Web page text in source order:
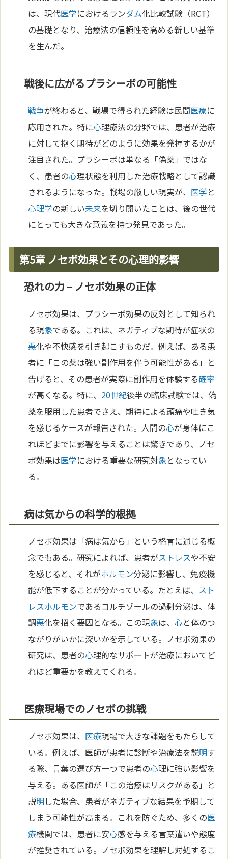
は、現代医学におけるランダム化比較試験（RCT）
の基礎となり、治療法の信頼性を高める新しい基準
を生んだ。
戦後に広がるプラシーボの可能性
戦争が終わると、戦場で得られた経験は民間医療に
応用された。特に心理療法の分野では、患者が治療
に対して抱く期待がどのように効果を発揮するかが
注目された。プラシーボは単なる「偽薬」ではな
く、患者の心理状態を利用した治療戦略として認識
されるようになった。戦場の厳しい現実が、 医学と
心理学の新しい未来を切り開いたことは、後の世代
にとっても大きな意義を持つ発見であった。
第5章 ノセボ効果とその心理的影響
恐れの力 – ノセボ効果の正体
ノセボ効果は、プラシーボ効果の反対として知られ
る現象である。これは、ネガティブな期待が症状の
悪化や不快感を引き起こすものだ。例えば、ある患
者に「この薬は強い副作用を伴う可能性がある」と
告げると、その患者が実際に副作用を体験する確率
が高くなる。特に、 20世紀後半の臨床試験では、偽
薬を服用した患者でさえ、期待による頭痛や吐き気
を感じるケースが報告された。人間の心が身体にこ
れほどまでに影響を与えることは驚きであり、ノセ
ボ効果は医学における重要な研究対象となってい
る。
病は気からの科学的根拠
ノセボ効果は「病は気から」という格言に通じる概
念でもある。研究によれば、患者がストレスや不安
を感じると、それがホルモン分泌に影響し、免疫機
能が低下することが分かっている。たとえば、 スト
レスホルモンであるコルチゾールの過剰分泌は、体
調悪化を招く要因となる。この現象は、心と体のつ
ながりがいかに深いかを示している。ノセボ効果の
研究は、患者の心理的なサポートが治療においてど
れほど重要かを教えてくれる。
医療現場でのノセボの挑戦
ノセボ効果は、 医療現場で大きな課題をもたらして
いる。例えば、医師が患者に診断や治療法を説明す
る際、言葉の選び方一つで患者の心理に強い影響を
与える。ある医師が「この治療はリスクがある」と
説明した場合、患者がネガティブな結果を予期して
しまう可能性が高まる。これを防ぐため、多くの医
療機関では、患者に安心感を与える言葉遣いや態度
が推奨されている。ノセボ効果を理解し対処するこ